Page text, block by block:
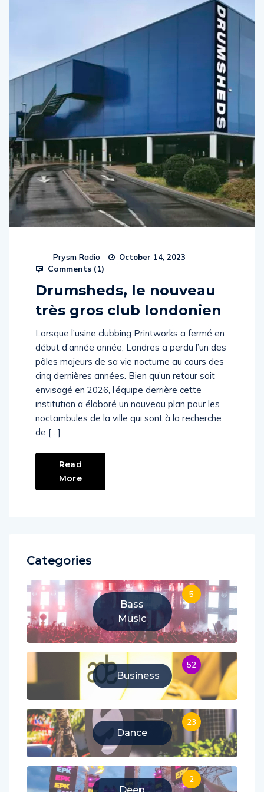
Prysm Radio October 14, 2023
Comments (1)
Drumsheds, le nouveau
très gros club londonien
Lorsque l’usine clubbing Printworks a fermé en
début d’année année, Londres a perdu l’un des
pôles majeurs de sa vie nocturne au cours des
cinq dernières années. Bien qu’un retour soit
envisagé en 2026, l’équipe derrière cette
institution a élaboré un nouveau plan pour les
noctambules de la ville qui sont à la recherche
de […]
Read
More
Categories
Bass
Music
5
Business
52
Dance
23
2